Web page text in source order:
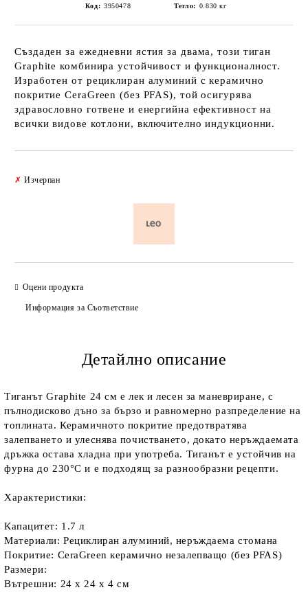
Код: 3950478 Тегло: 0.830 кг
Създаден за ежедневни ястия за двама, този тиган
Graphite комбинира устойчивост и функционалност.
Изработен от рециклиран алуминий с керамично
покритие CeraGreen (без PFAS), той осигурява
здравословно готвене и енергийна ефективност на
всички видове котлони, включително индукционни.
✗ Изчерпан
Оцени продукта
Информация за Съответствие
Детайлно описание
Тиганът Graphite 24 см е лек и лесен за маневриране, с
пълнодисково дъно за бързо и равномерно разпределение на
топлината. Керамичното покритие предотвратява
залепването и улеснява почистването, докато неръждаемата
дръжка остава хладна при употреба. Тиганът е устойчив на
фурна до 230°C и е подходящ за разнообразни рецепти.
Характеристики:
Капацитет: 1.7 л
Материали: Рециклиран алуминий, неръждаема стомана
Покритие: CeraGreen керамично незалепващо (без PFAS)
Размери:
Вътрешни: 24 x 24 x 4 см